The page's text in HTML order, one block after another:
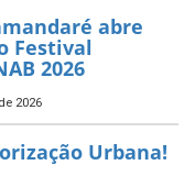
Selo
pelo
e
no apoio ao